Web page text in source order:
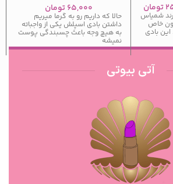
تومان
شمیاس
خاص
بادی
۶۵,۰۰۰ تومان
حالا که داریم رو به گرما میریم
داشتن بادی اسپلش یکی از واجباته
به هیچ وجه باعث چسبندگی پوست
نمیشه
آتی بیوتی